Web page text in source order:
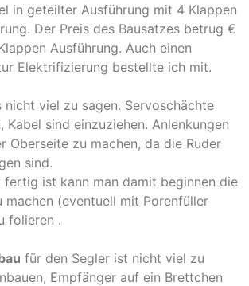
in geteilter Ausführung mit 4 Klappen
Der Preis des Bausatzes betrug €
Ausführung. Auch einen
Elektrifizierung bestellte ich mit.
nicht viel zu sagen. Servoschächte
Kabel sind einzuziehen. Anlenkungen
Oberseite zu machen, da die Ruder
sind.
fertig ist kann man damit beginnen die
machen (eventuell mit Porenfüller
folieren .
für den Segler ist nicht viel zu
Empfänger auf ein Brettchen